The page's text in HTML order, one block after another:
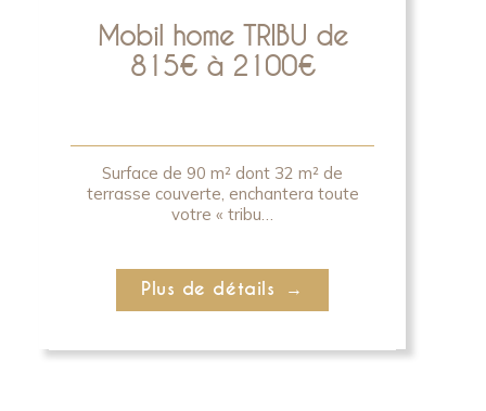
Mobil home TRIBU de
815€ à 2100€
Surface de 90 m² dont 32 m² de
terrasse couverte, enchantera toute
votre « tribu…
Plus de détails